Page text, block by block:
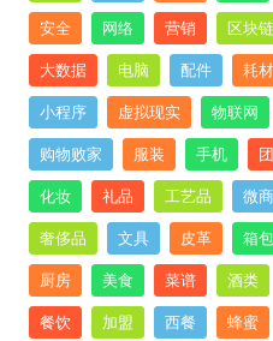
安全 网络 营销 区块链
大数据 电脑 配件 耗材
小程序 虚拟现实 物联网
购物败家 服装 手机
化妆 礼品 工艺品 微商
奢侈品 文具 皮革 箱包
厨房 美食 菜谱 酒类
餐饮 加盟 西餐 蜂蜜